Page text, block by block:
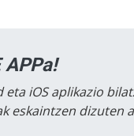
APPa!
iOS aplikazio
eskaintzen dizuten